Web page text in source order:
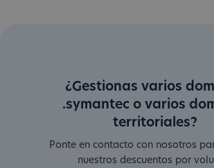
¿Gestionas varios
.symantec o varios
territoriales?
Ponte en contacto con nosotros
nuestros descuentos por